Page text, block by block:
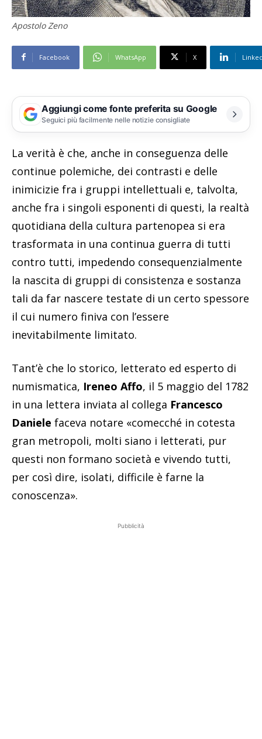
Apostolo Zeno
Facebook WhatsApp X
Aggiungi come fonte preferita su Google
Seguici più facilmente nelle notizie consigliate
La verità è che, anche in conseguenza delle
continue polemiche, dei contrasti e delle
inimicizie fra i gruppi intellettuali e, talvolta,
anche fra i singoli esponenti di questi, la realtà
quotidiana della cultura partenopea si era
trasformata in una continua guerra di tutti
contro tutti, impedendo consequenzialmente
la nascita di gruppi di consistenza e sostanza
tali da far nascere testate di un certo spessore
il cui numero finiva con l’essere
inevitabilmente limitato.
Tant’è che lo storico, letterato ed esperto di
numismatica, Ireneo Affo, il 5 maggio del 1782
in una lettera inviata al collega Francesco
Daniele faceva notare «comecché in cotesta
gran metropoli, molti siano i letterati, pur
questi non formano società e vivendo tutti,
per così dire, isolati, difficile è farne la
conoscenza».
Pubblicità